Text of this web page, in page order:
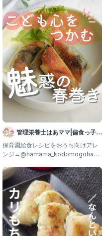
栗粉で
巻く。
。
て完成✨
゜｡:+*.゜
ざいます💗
はん
管理栄養士はあママ|偏食っ子と
ママを救う人|幼児食
保育園給食レシピをおうち向けアレ
ンジ→@hamama_kodomogohan